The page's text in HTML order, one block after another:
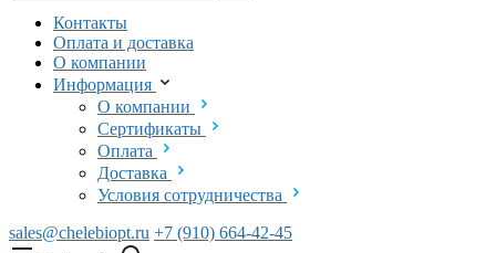
Контакты
Оплата и доставка
О компании
Информация
О компании
Сертификаты
Оплата
Доставка
Условия сотрудничества
sales@chelebiopt.ru +7 (910) 664-42-45